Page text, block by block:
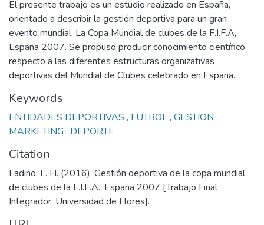
El presente trabajo es un estudio realizado en España,
orientado a describir la gestión deportiva para un gran
evento mundial, La Copa Mundial de clubes de la F.I.F.A,
España 2007. Se propuso producir conocimiento científico
respecto a las diferentes estructuras organizativas
deportivas del Mundial de Clubes celebrado en España.
Keywords
ENTIDADES DEPORTIVAS , FUTBOL, GESTION ,
MARKETING , DEPORTE
Citation
Ladino, L. H. (2016). Gestión deportiva de la copa mundial
de clubes de la F.I.F.A., España 2007 [Trabajo Final
Integrador, Universidad de Flores].